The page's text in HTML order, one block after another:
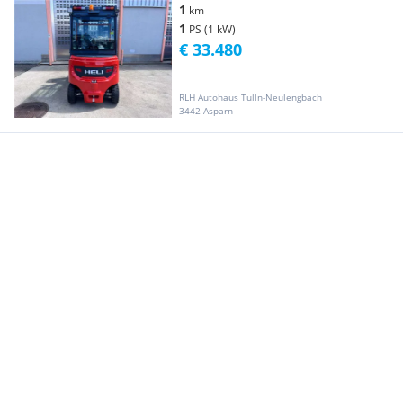
1 km
1 PS (1 kW)
RLH Autohaus Tulln-Neulengbach
3442 Asparn
€ 33.480